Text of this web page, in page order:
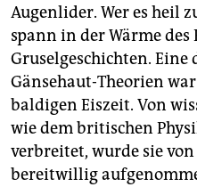
Augenlider. Wer es heil
spann in der Wärme
Gruselgeschichten.
Gänsehaut-Theorien
baldigen Eiszeit. Von
wie dem britischen
verbreitet, wurde sie
bereitwillig